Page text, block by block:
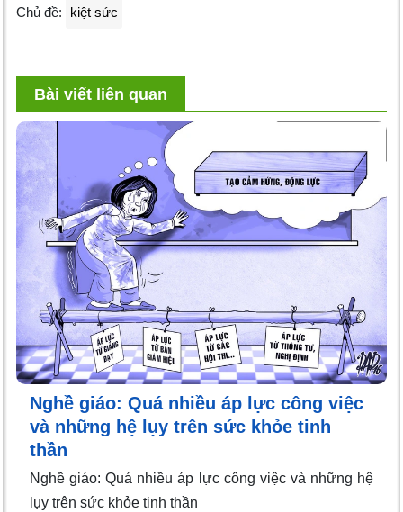
Chủ đề: kiệt sức
Bài viết liên quan
Nghề giáo: Quá nhiều áp lực công việc
và những hệ lụy trên sức khỏe tinh
thần
Nghề giáo: Quá nhiều áp lực công việc và những hệ
lụy trên sức khỏe tinh thần